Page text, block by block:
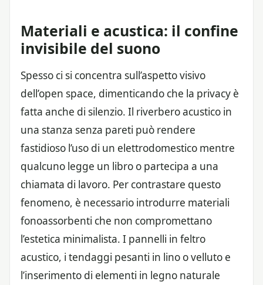
Materiali e acustica: il confine
invisibile del suono
Spesso ci si concentra sull’aspetto visivo
dell’open space, dimenticando che la privacy è
fatta anche di silenzio. Il riverbero acustico in
una stanza senza pareti può rendere
fastidioso l’uso di un elettrodomestico mentre
qualcuno legge un libro o partecipa a una
chiamata di lavoro. Per contrastare questo
fenomeno, è necessario introdurre materiali
fonoassorbenti che non compromettano
l’estetica minimalista. I pannelli in feltro
acustico, i tendaggi pesanti in lino o velluto e
l’inserimento di elementi in legno naturale